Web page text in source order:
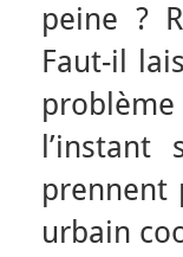
peine ?
Faut-il
prennent
urbain